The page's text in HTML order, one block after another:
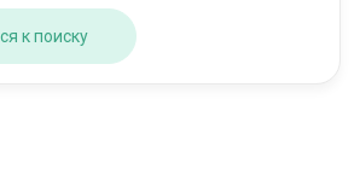
к поиску